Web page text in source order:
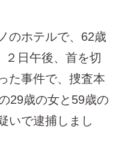
のホテルで、62歳
２日午後、首を切
た事件で、捜査本
29歳の女と59歳の
いで逮捕しまし